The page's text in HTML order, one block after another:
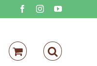
FacebookInstagramYouTube